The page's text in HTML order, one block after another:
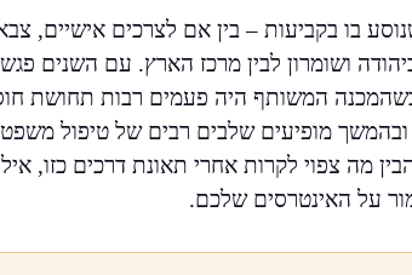
למי שנוסע בו בקביעות – בין אם לצרכים
ושומרון לבין מרכז הארץ. עם השנים
המשותף היה פעמים רבות תחושת
מופיעים שלבים רבים של טיפול
מה צפוי לקרות אחרי תאונת דרכים כזו,
על האינטרסים שלכם.